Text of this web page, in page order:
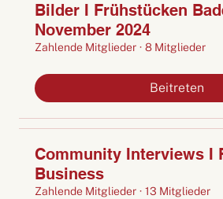
Bilder I Frühstücken
November 2024
Zahlende Mitglieder · 8 Mitglieder
Beitreten
Community Interviews I
Business
Zahlende Mitglieder · 13 Mitglieder